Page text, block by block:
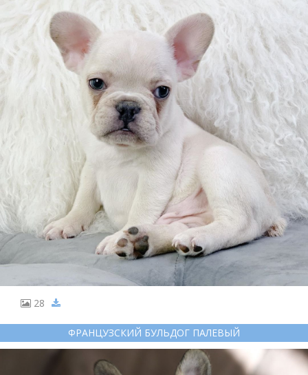
28
ФРАНЦУЗСКИЙ БУЛЬДОГ ПАЛЕВЫЙ